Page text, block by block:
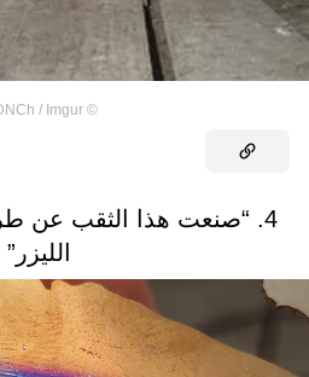
©
/ Imgur
4. “صنعت هذا الثقب عن
الليزر”